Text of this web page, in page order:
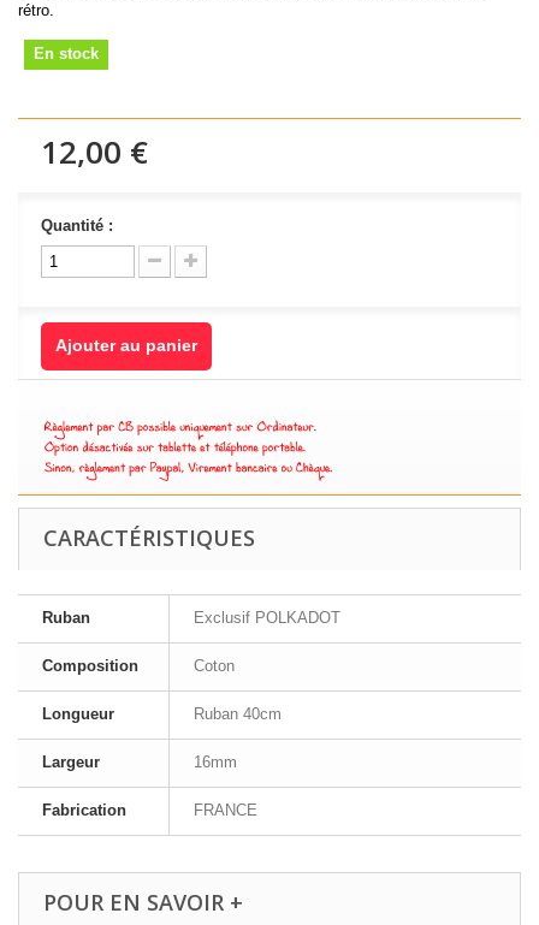
rétro.
En stock
12,00 €
Quantité :
Ajouter au panier
CARACTÉRISTIQUES
Ruban Exclusif POLKADOT
Composition Coton
Longueur Ruban 40cm
Largeur 16mm
Fabrication FRANCE
POUR EN SAVOIR +